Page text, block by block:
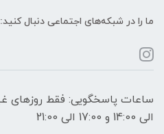
ما را در شبکه‌های اجتماعی دنبال کنید:
الی 14:00 و 17:00 الی 21:00